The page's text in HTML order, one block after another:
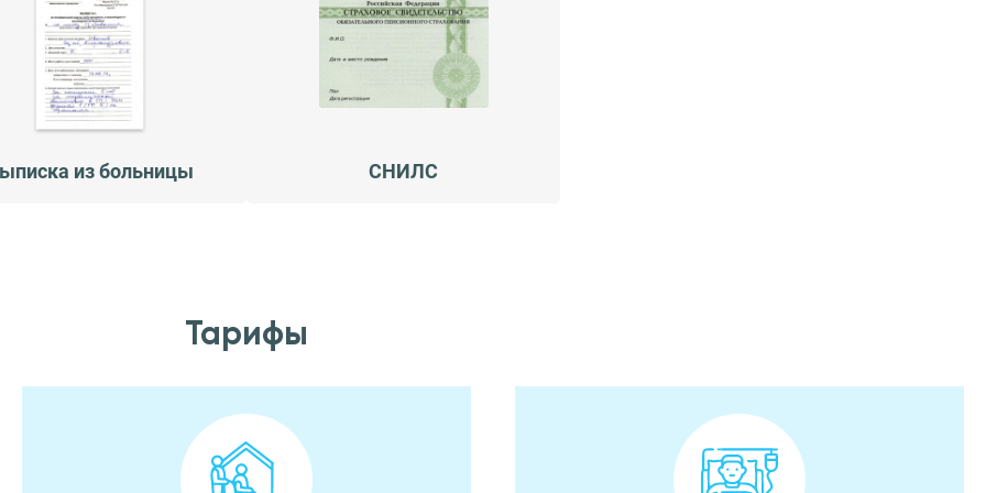
из больницы СНИЛС
Тарифы